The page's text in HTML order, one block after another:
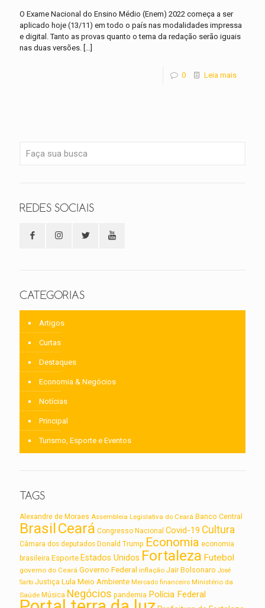
O Exame Nacional do Ensino Médio (Enem) 2022 começa a ser
aplicado hoje (13/11) em todo o país nas modalidades impressa
e digital. Tanto as provas quanto o tema da redação serão iguais
nas duas versões.
0 Leia mais
REDES SOCIAIS
CATEGORIAS
Artigos
Curtas
Destaques
Economia & Negócios
Notícias
Principal
Turismo, Esporte e Eventos
TAGS
Alexandre de Moraes Assembleia Legislativa do Ceará Banco Central
BrasilCeará Congresso Nacional Covid-19 Cultura
Câmara dos deputados Donald Trump Economia economia
brasileira Esporte Estados Unidos Fortaleza Futebol
governo do Ceará Governo Federal inflação Jair Bolsonaro José
Sarto Justiça Lula Meio Ambiente Mercado financeiro Ministério da
Saúde Música Negócios pandemia Polícia Federal